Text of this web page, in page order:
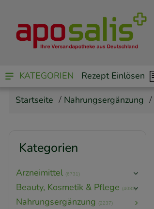
KATEGORIEN Rezept Einlösen
Startseite Nahrungsergänzung
Kategorien
Arzneimittel (6731)
Beauty, Kosmetik & Pflege (4082)
Nahrungsergänzung (2237)